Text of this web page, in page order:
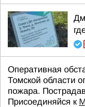
Оперативная
Томской области
пожара.
Присоединяйся к